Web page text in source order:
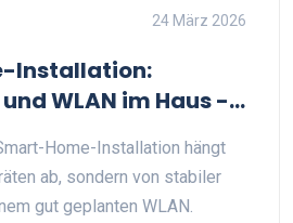
24 März 2026
Installation:
WLAN im Haus -
Home-Installation hängt
ab, sondern von stabiler
gut geplanten WLAN.